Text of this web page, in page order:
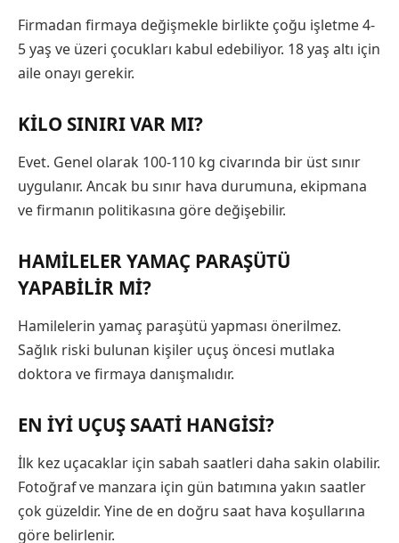
Firmadan firmaya değişmekle birlikte çoğu işletme 4-
5 yaş ve üzeri çocukları kabul edebiliyor. 18 yaş altı için
aile onayı gerekir.
KILO SINIRI VAR MI?
Evet. Genel olarak 100-110 kg civarında bir üst sınır
uygulanır. Ancak bu sınır hava durumuna, ekipmana
ve firmanın politikasına göre değişebilir.
HAMILELER YAMAÇ PARAŞÜTÜ
YAPABILIR MI?
Hamilelerin yamaç paraşütü yapması önerilmez.
Sağlık riski bulunan kişiler uçuş öncesi mutlaka
doktora ve firmaya danışmalıdır.
EN IYI UÇUŞ SAATI HANGISI?
İlk kez uçacaklar için sabah saatleri daha sakin olabilir.
Fotoğraf ve manzara için gün batımına yakın saatler
çok güzeldir. Yine de en doğru saat hava koşullarına
göre belirlenir.